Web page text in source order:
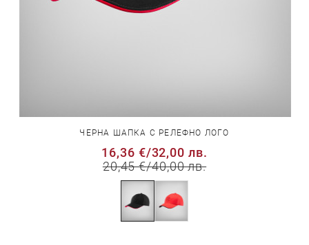
ЧЕРНА ШАПКА С РЕЛЕФНО ЛОГО
16,36 €/32,00 лв.
20,45 €/40,00 лв.